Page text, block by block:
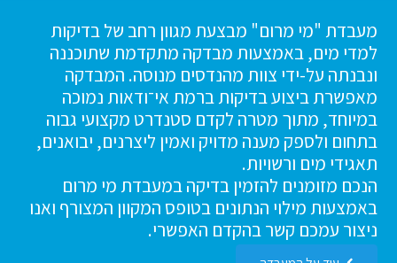
מעבדת "מי מרום" מבצעת מגוון רחב של בדיקות
למדי מים, באמצעות מבדקה מתקדמת שתוכננה
ונבנתה על-ידי צוות מהנדסים מנוסה. המבדקה
מאפשרת ביצוע בדיקות ברמת אי־ודאות נמוכה
במיוחד, מתוך מטרה לקדם סטנדרט מקצועי גבוה
בתחום ולספק מענה מדויק ואמין ליצרנים, יבואנים,
תאגידי מים ורשויות.
הנכם מזומנים להזמין בדיקה במעבדת מי מרום
באמצעות מילוי הנתונים בטופס המקוון המצורף ואנו
ניצור עמכם קשר בהקדם האפשרי.